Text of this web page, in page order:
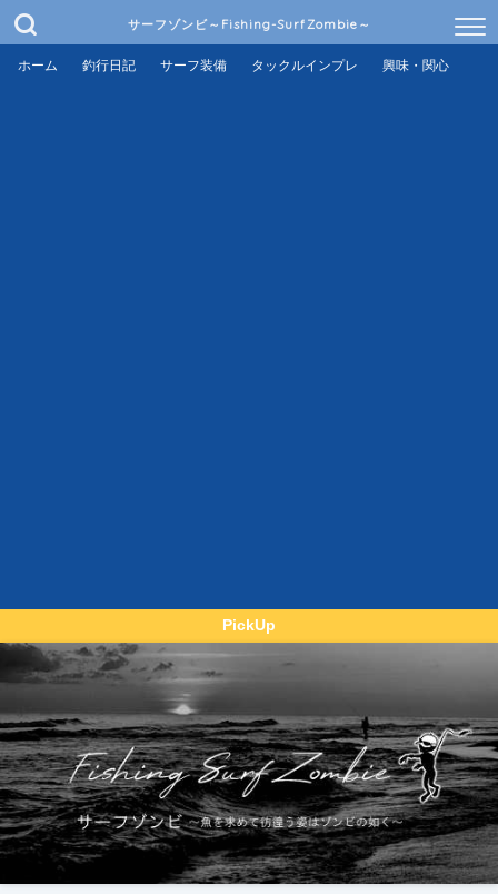
サーフゾンビ～Fishing-SurfZombie～
ホーム 釣行日記 サーフ装備 タックルインプレ 興味・関心
PickUp